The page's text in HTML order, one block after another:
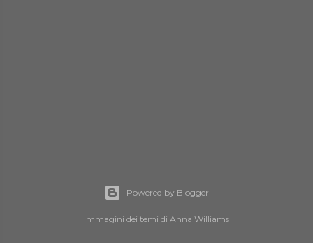
Powered by Blogger
Immagini dei temi di Anna Williams